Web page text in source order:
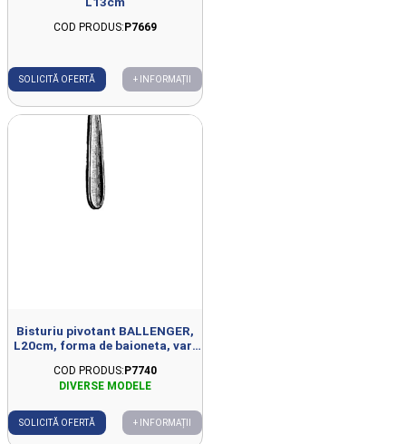
COD PRODUS:P7669
SOLICITĂ OFERTĂ + INFORMAȚII
Bisturiu pivotant BALLENGER,
L20cm, forma de baioneta, varf
COD PRODUS:P7740
SOLICITĂ OFERTĂ + INFORMAȚII